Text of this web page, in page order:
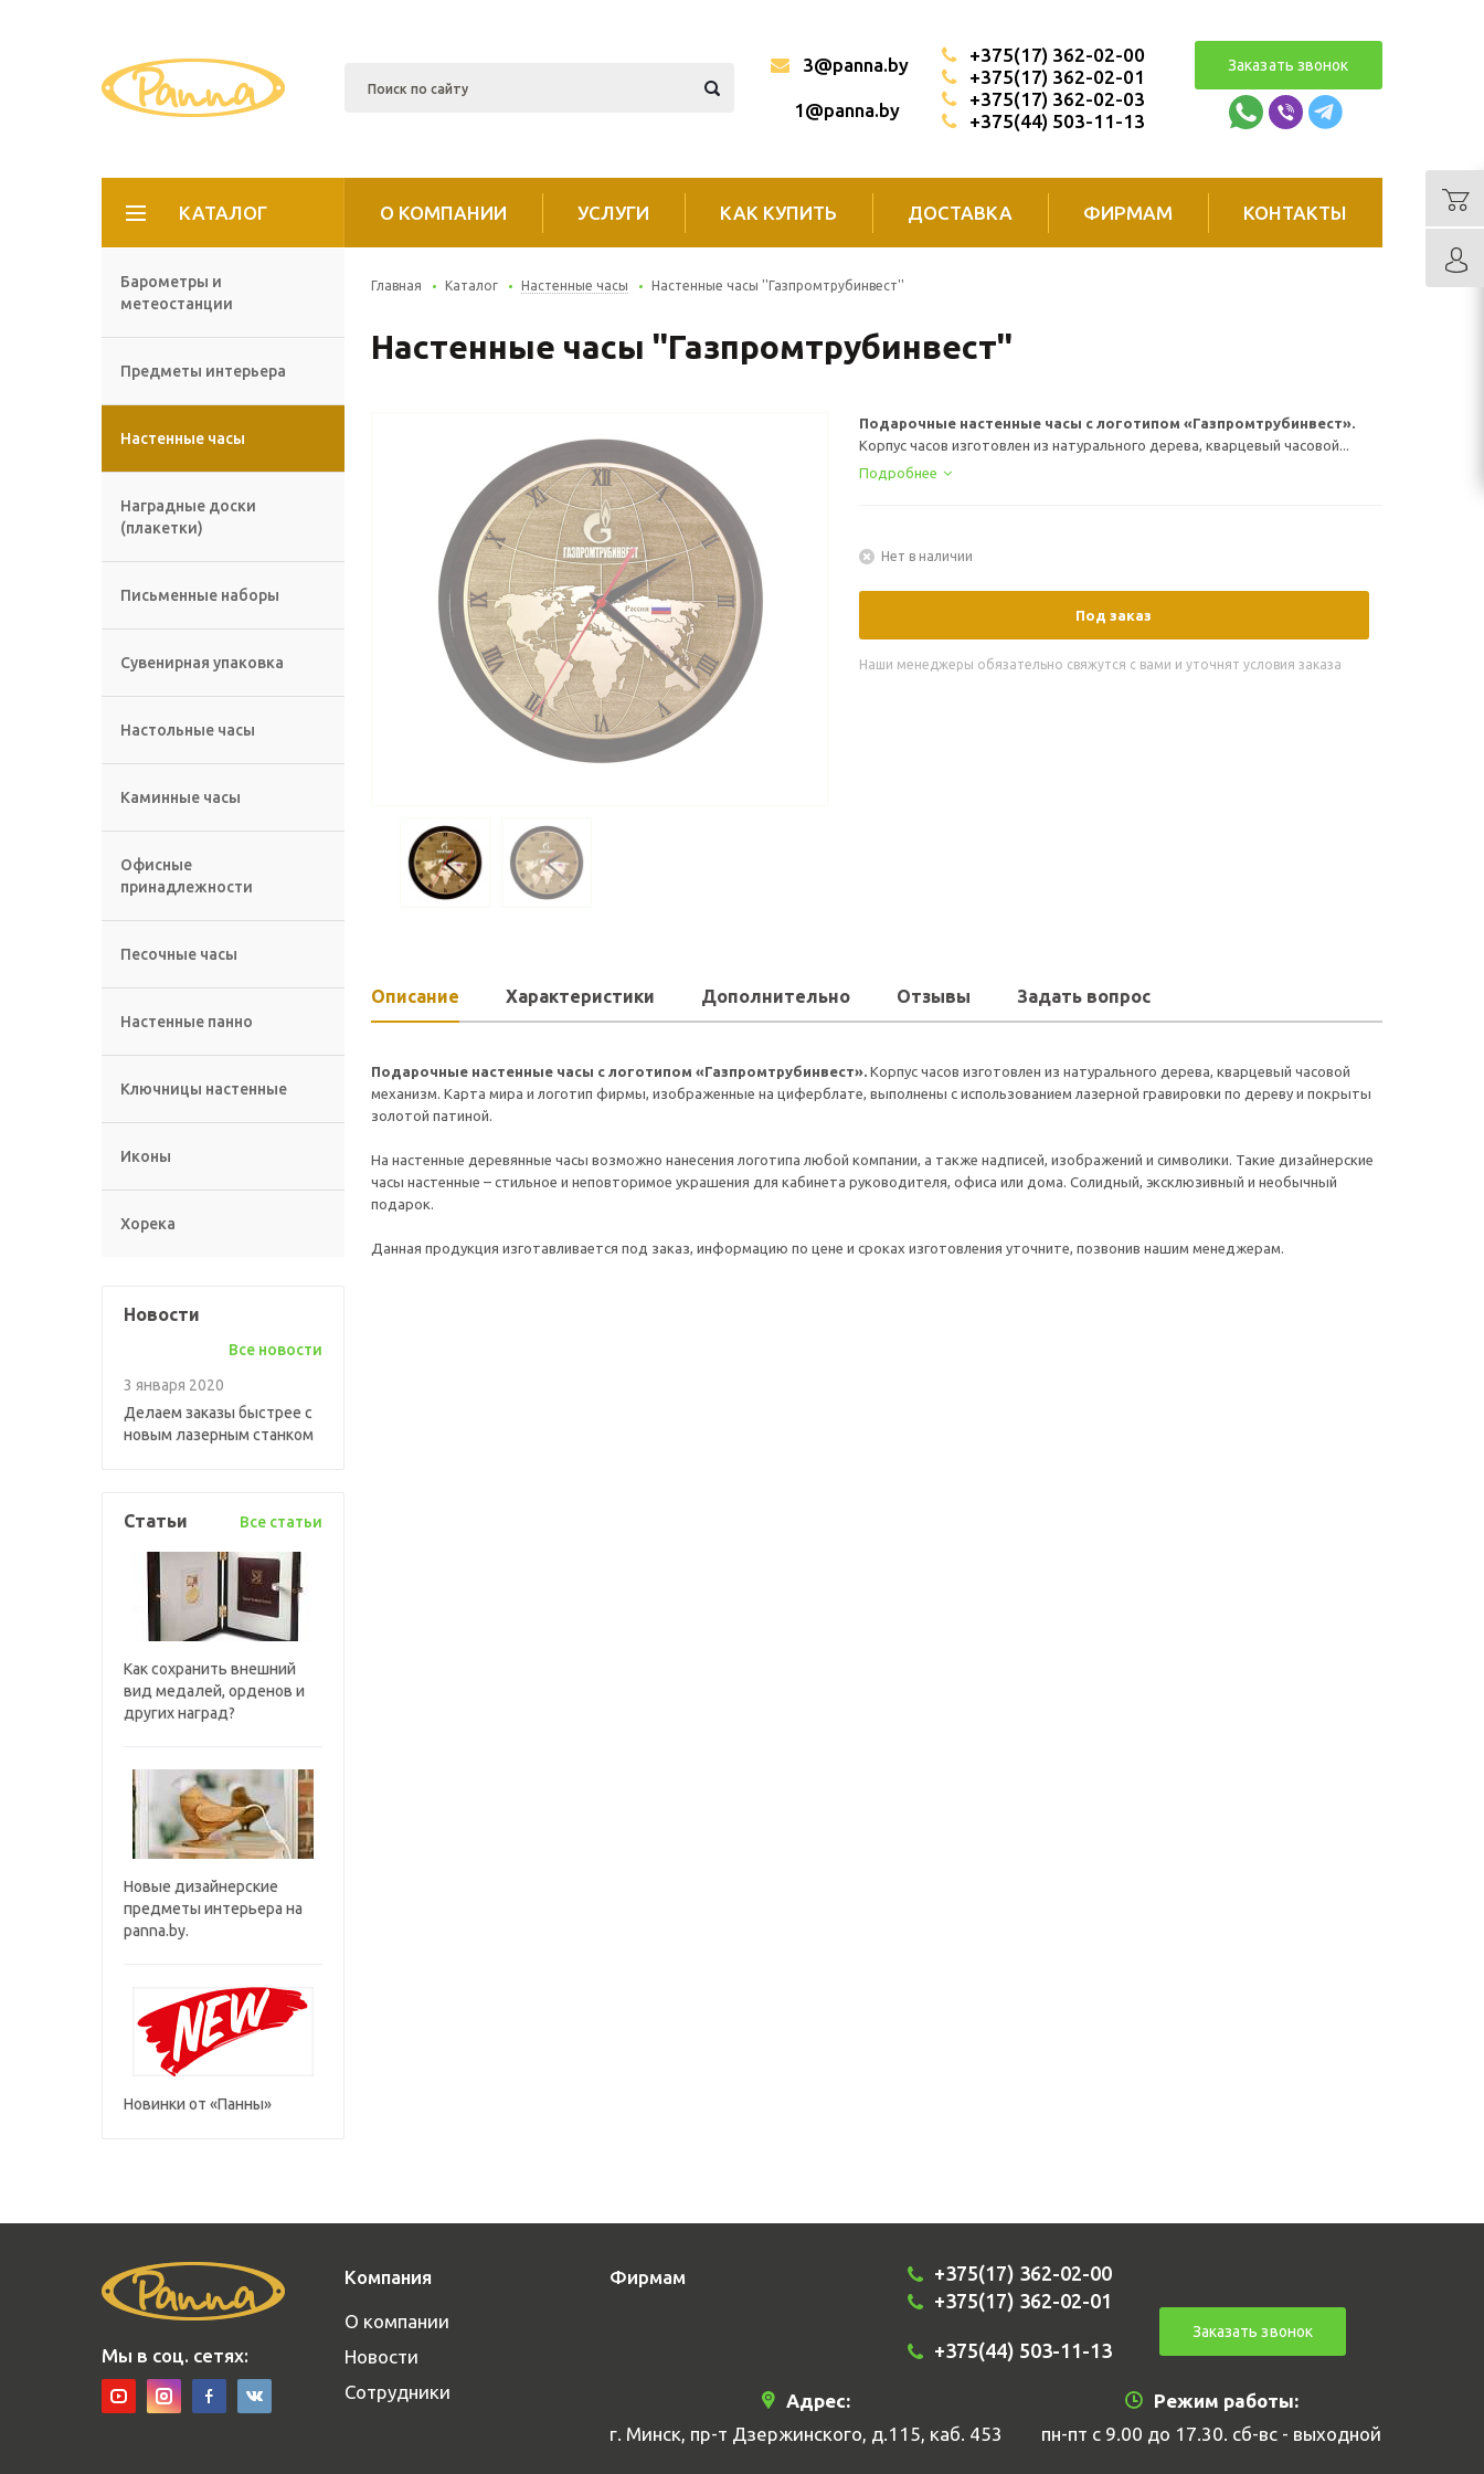
3@panna.by
1@panna.by
+375(17) 362-02-00
+375(17) 362-02-01
+375(17) 362-02-03
+375(44) 503-11-13
Заказать звонок
КАТАЛОГ О КОМПАНИИ УСЛУГИ КАК КУПИТЬ ДОСТАВКА ФИРМАМ КОНТАКТЫ
Барометры и
метеостанции
Предметы интерьера
Настенные часы
Наградные доски
(плакетки)
Письменные наборы
Сувенирная упаковка
Настольные часы
Каминные часы
Офисные
принадлежности
Песочные часы
Настенные панно
Ключницы настенные
Иконы
Хорека
Новости
Все новости
3 января 2020
Делаем заказы быстрее с
новым лазерным станком
Статьи Все статьи
Как сохранить внешний
вид медалей, орденов и
других наград?
Новые дизайнерские
предметы интерьера на
panna.by.
Новинки от «Панны»
Главная Каталог Настенные часы Настенные часы ''Газпромтрубинвест''
Настенные часы ''Газпромтрубинвест''
Подарочные настенные часы с логотипом «Газпромтрубинвест».
Корпус часов изготовлен из натурального дерева, кварцевый часовой...
Подробнее
Нет в наличии
Под заказ
Наши менеджеры обязательно свяжутся с вами и уточнят условия заказа
Описание Характеристики Дополнительно Отзывы Задать вопрос
Подарочные настенные часы с логотипом «Газпромтрубинвест». Корпус часов изготовлен из натурального дерева, кварцевый часовой
механизм. Карта мира и логотип фирмы, изображенные на циферблате, выполнены с использованием лазерной гравировки по дереву и покрыты
золотой патиной.
На настенные деревянные часы возможно нанесения логотипа любой компании, а также надписей, изображений и символики. Такие дизайнерские
часы настенные – стильное и неповторимое украшения для кабинета руководителя, офиса или дома. Солидный, эксклюзивный и необычный
подарок.
Данная продукция изготавливается под заказ, информацию по цене и сроках изготовления уточните, позвонив нашим менеджерам.
Мы в соц. сетях:
Компания Фирмам
О компании
Новости
Сотрудники
+375(17) 362-02-00
+375(17) 362-02-01
+375(44) 503-11-13
Заказать звонок
Адрес:
г. Минск, пр-т Дзержинского, д.115, каб. 453
Режим работы:
пн-пт с 9.00 до 17.30. сб-вс - выходной